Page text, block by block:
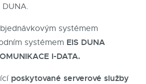
systémem
systémem EIS DUNA
I-DATA.
poskytované serverové služby